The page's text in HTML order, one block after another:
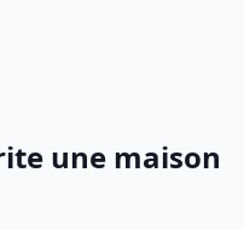
une maison